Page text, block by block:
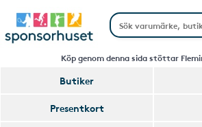
Köp genom denna sida stöttar
Butiker
Presentkort